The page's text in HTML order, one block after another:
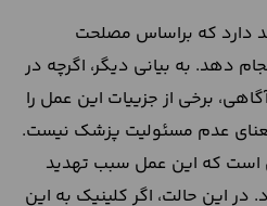
دارد که براساس مصلحت
دهد. به بیانی دیگر، اگرچه در
برخی از جزییات این عمل را
عدم مسئولیت پزشک نیست.
است که این عمل سبب تهدید
این حالت، اگر کلینیک به این